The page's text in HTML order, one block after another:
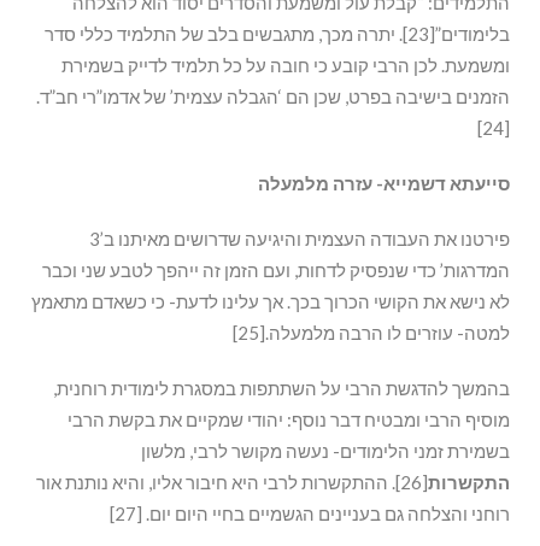
בלימודים”[23]. יתרה מכך, מתגבשים בלב של התלמיד כללי סדר
ומשמעת. לכן הרבי קובע כי חובה על כל תלמיד לדייק בשמירת
הזמנים בישיבה בפרט, שכן הם ‘הגבלה עצמית’ של אדמו”רי חב”ד.
[24]
סייעתא דשמייא- עזרה מלמעלה
פירטנו את העבודה העצמית והיגיעה שדרושים מאיתנו ב’3
המדרגות’ כדי שנפסיק לדחות, ועם הזמן זה ייהפך לטבע שני וכבר
לא נישא את הקושי הכרוך בכך. אך עלינו לדעת- כי כשאדם מתאמץ
למטה- עוזרים לו הרבה מלמעלה.[25]
בהמשך להדגשת הרבי על השתתפות במסגרת לימודית רוחנית,
מוסיף הרבי ומבטיח דבר נוסף: יהודי שמקיים את בקשת הרבי
בשמירת זמני הלימודים- נעשה מקושר לרבי, מלשון
התקשרות
[26]. ההתקשרות לרבי היא חיבור אליו, והיא נותנת אור
רוחני והצלחה גם בעניינים הגשמיים בחיי היום יום. [27]